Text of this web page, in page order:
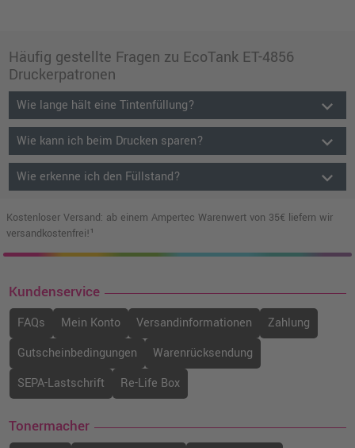
Häufig gestellte Fragen zu EcoTank ET-4856
Druckerpatronen
Wie lange hält eine Tintenfüllung? keyboard_arrow_down
Wie kann ich beim Drucken sparen? keyboard_arrow_down
Wie erkenne ich den Füllstand? keyboard_arrow_down
Kostenloser Versand: ab einem Ampertec Warenwert von 35€ liefern wir
versandkostenfrei!¹
Kundenservice
FAQs Mein Konto Versandinformationen
Zahlung
Gutscheinbedingungen
Warenrücksendung
SEPA-Lastschrift
Re-Life Box
Tonermacher